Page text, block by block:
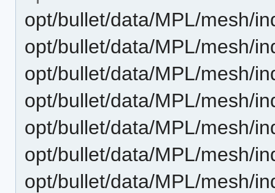
opt/bullet/data/MPL/mesh/
opt/bullet/data/MPL/mesh/
opt/bullet/data/MPL/mesh/
opt/bullet/data/MPL/mesh/
opt/bullet/data/MPL/mesh/
opt/bullet/data/MPL/mesh/
opt/bullet/data/MPL/mesh/